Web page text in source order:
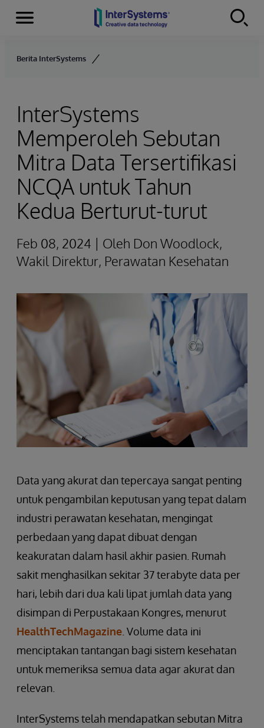
Skip to content
Menu
Berita InterSystems
InterSystems
Memperoleh Sebutan
Mitra Data Tersertifikasi
NCQA untuk Tahun
Kedua Berturut-turut
Feb 08, 2024 | Oleh Don Woodlock,
Wakil Direktur, Perawatan Kesehatan
Data yang akurat dan tepercaya sangat penting
untuk pengambilan keputusan yang tepat dalam
industri perawatan kesehatan, mengingat
perbedaan yang dapat dibuat dengan
keakuratan dalam hasil akhir pasien. Rumah
sakit menghasilkan sekitar 37 terabyte data per
hari, lebih dari dua kali lipat jumlah data yang
disimpan di Perpustakaan Kongres, menurut
HealthTechMagazine . Volume data ini
menciptakan tantangan bagi sistem kesehatan
untuk memeriksa semua data agar akurat dan
relevan.
InterSystems telah mendapatkan sebutan Mitra